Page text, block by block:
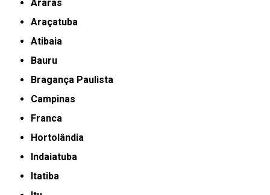
Araras
Araçatuba
Atibaia
Bauru
Bragança Paulista
Campinas
Franca
Hortolândia
Indaiatuba
Itatiba